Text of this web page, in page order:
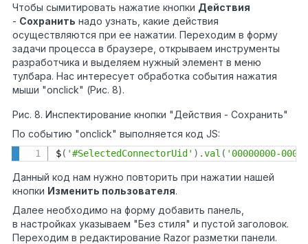
Чтобы сымитировать нажатие кнопки Действия
- Сохранить надо узнать, какие действия
осуществляются при ее нажатии. Переходим в форму
задачи процесса в браузере, открываем инструменты
разработчика и выделяем нужный элемент в меню
тулбара. Нас интересует обработка события нажатия
мыши "onclick" (Рис. 8).
Рис. 8. Инспектирование кнопки "Действия - Сохранить"
По событию "onclick" выполняется код JS:
$( '#SelectedConnectorUid' ) .val ( '00000000-
Данный код нам нужно повторить при нажатии нашей
кнопки Изменить пользователя.
Далее необходимо на форму добавить панель,
в настройках указываем "Без стиля" и пустой заголовок.
Переходим в редактирование Razor разметки панели.